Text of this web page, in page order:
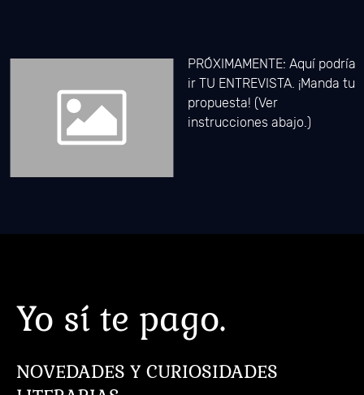
PRÓXIMAMENTE: Aquí podría
ir TU ENTREVISTA. ¡Manda tu
propuesta! (Ver
instrucciones abajo.)
Yo sí te pago.
NOVEDADES Y CURIOSIDADES